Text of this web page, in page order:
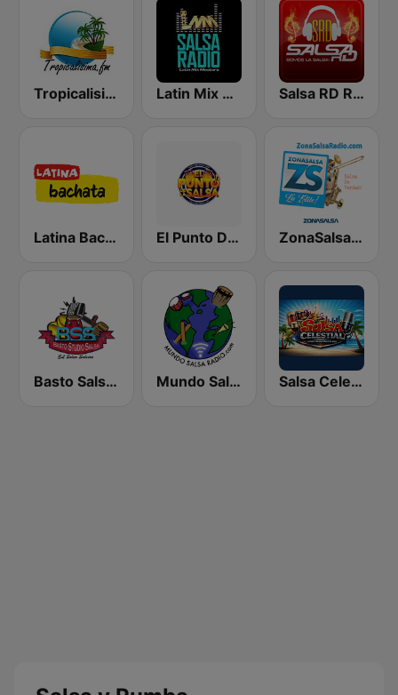
Tropicalisima.fm - Salsa Latin Mix Masters Salsa Radio Salsa RD Radio
Latina Bachata El Punto De La Salsa "Radio" ZonaSalsa Salsa De Verdad!
Basto Salsa Radio Mundo Salsa Radio Salsa Celestial